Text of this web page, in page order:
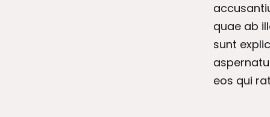
quae ab
sunt
eos qui